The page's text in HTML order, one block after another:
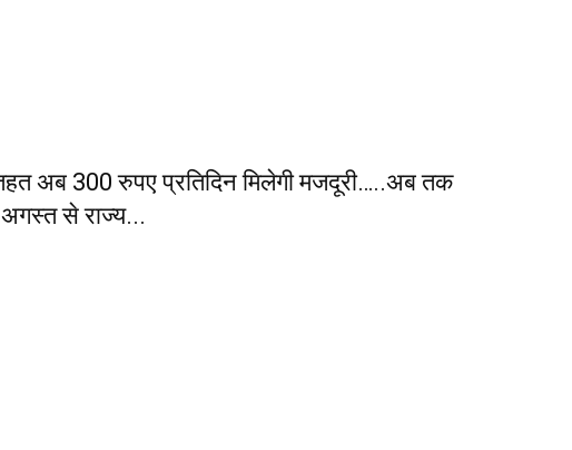
अब 300 रुपए प्रतिदिन मिलेगी मजदूरी…..अब तक
से राज्य...